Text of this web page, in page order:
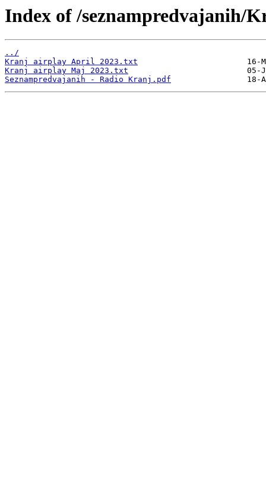
Index of /seznampredvajanih/
../
Kranj airplay April 2023.txt
Kranj airplay Maj 2023.txt
Seznampredvajanih - Radio Kranj.pdf